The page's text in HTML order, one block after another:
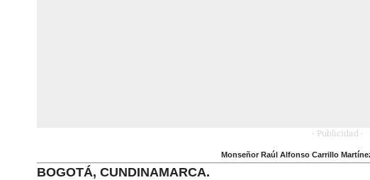
- Publicidad -
Monseñor Raúl Alfonso Carrillo
BOGOTÁ, CUNDINAMARCA.